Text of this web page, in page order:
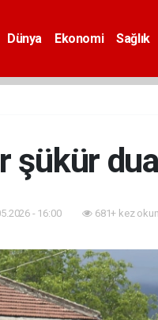
Dünya Ekonomi Sağlık
- 16:00 681+ kez